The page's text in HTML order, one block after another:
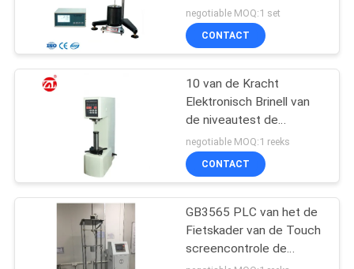
Viscositeitsmeter van
GB/van T 2794-1995
scherm Op hoge
negotiable MOQ:1 set
CONTACT
10 van de Kracht
Elektronisch Brinell van
de niveautest de
Hardheidsmeetapparaat
hbe-3000A
negotiable MOQ:1 reeks
CONTACT
GB3565 PLC van het de
Fietskader van de Touch
screencontrole de